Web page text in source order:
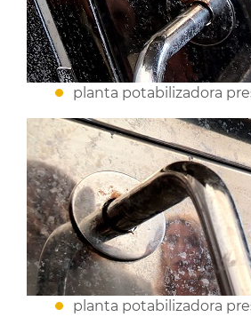
planta potabilizadora
planta potabilizadora